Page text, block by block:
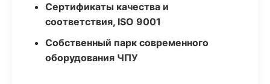
Сертификаты качества и
соответствия, ISO 9001
Собственный парк современного
оборудования ЧПУ